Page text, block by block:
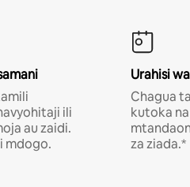
ili
au zaidi.
mdogo.
Urahisi
Chagua
kutoka
za ziada.*